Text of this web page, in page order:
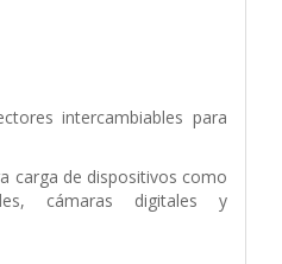
intercambiables para
carga de dispositivos como
cámaras digitales y